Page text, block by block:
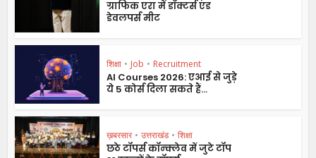
ग्राफिक एरा में डॉक्टर्स एंड
डेवलपर्स मीट
शिक्षा • Job • Recruitment
AI Courses 2026: एआई से जुड़े
ये 5 कोर्स दिला सकते हैं...
ख़बरसार • उत्तराखंड • शिक्षा
छठे टॉपर्स कॉन्क्लेव में जुटे टॉप